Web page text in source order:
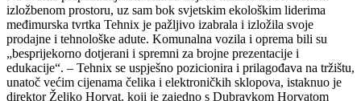
izložbenom prostoru, uz sam bok svjetskim ekološkim liderima
međimurska tvrtka Tehnix je pažljivo izabrala i izložila svoje
prodajne i tehnološke adute. Komunalna vozila i oprema bili su
„besprijekorno dotjerani i spremni za brojne prezentacije i
edukacije“. – Tehnix se uspješno pozicionira i prilagođava na tržištu,
unatoč većim cijenama čelika i elektroničkih sklopova, istaknuo je
direktor Željko Horvat, koji je zajedno s Dubravkom Horvatom